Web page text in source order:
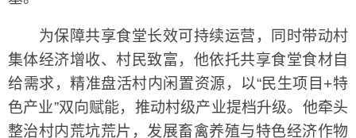
为保障共享食堂长效可持续运营，同时带动村
集体经济增收、村民致富，他依托共享食堂食材自
给需求，精准盘活村内闲置资源，以“民生项目+特
色产业”双向赋能，推动村级产业提档升级。他牵头
整治村内荒坑荒片，发展畜禽养殖与特色经济作物